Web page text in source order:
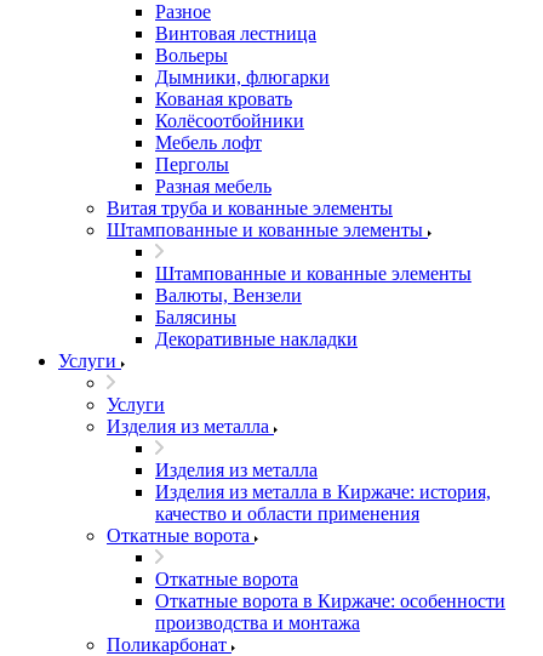
Разное
Винтовая лестница
Вольеры
Дымники, флюгарки
Кованая кровать
Колёсоотбойники
Мебель лофт
Перголы
Разная мебель
Витая труба и кованные элементы
Штампованные и кованные элементы
Штампованные и кованные элементы
Валюты, Вензели
Балясины
Декоративные накладки
Услуги
Услуги
Изделия из металла
Изделия из металла
Изделия из металла в Киржаче: история,
качество и области применения
Откатные ворота
Откатные ворота
Откатные ворота в Киржаче: особенности
производства и монтажа
Поликарбонат